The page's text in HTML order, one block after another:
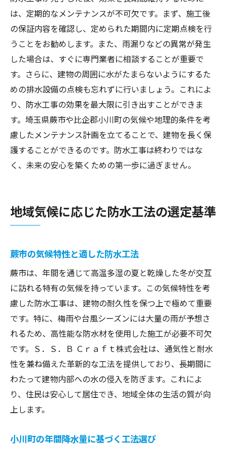
は、定期的なメンテナンスが不可欠です。まず、施工後
の保証内容を確認し、定められた期間内に定期点検を行
うことをお勧めします。また、雨漏りなどの異常が発生
した場合は、すぐに専門業者に相談することが重要で
す。さらに、建物の周囲に水がたまらないようにするた
めの排水設備の点検も忘れずに行いましょう。これによ
り、防水工事の効果を最大限に引き出すことができま
す。埼玉県蕨市や比企郡小川町の気候や地理的条件を考
慮したメンテナンス計画を立てることで、建物を長く保
護することができるのです。防水工事は終わりではな
く、未来の安心を築くための第一歩に過ぎません。
地域気候に応じた防水工法の選定基準
蕨市の気候特性と適した防水工法
蕨市は、年間を通じて高温多湿の夏と乾燥した冬が交互
に訪れる特有の気候を持っています。この気候特性を考
慮した防水工事は、建物の耐久性を保つ上で極めて重要
です。特に、梅雨や台風シーズンには大量の雨が予想さ
れるため、高性能な防水材を使用した施工が必要不可欠
です。Ｓ．Ｓ．Ｂ Ｃｒａｆｔ株式会社は、通気性と耐水
性を兼ね備えた革新的な工法を提供しており、長期間に
わたって建物内部への水の侵入を防ぎます。これによ
り、住民は安心して居住でき、地域全体の生活の質が向
上します。
小川町の年間降水量に基づく工法選び